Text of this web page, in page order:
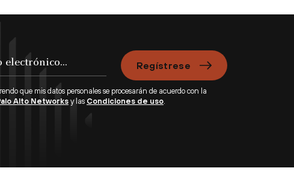
Regístrese
que mis datos personales se procesarán de acuerdo con la
Alto Networks y las Condiciones de uso.